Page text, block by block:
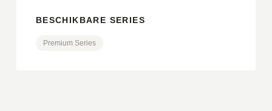
BESCHIKBARE SERIES
Premium Series